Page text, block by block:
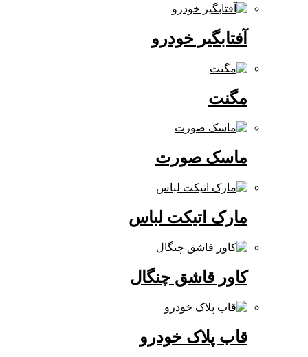
آفتابگیر خودرو
ماسک صورت
مارک اتیکت لباس
کاور قاشق چنگال
قاب پلاک خودرو